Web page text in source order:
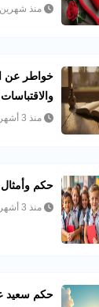
منذ شهرين
خواطر عن
والاقتباسات
منذ 3 أشهر
حكم
منذ 3 أشهر
حكم سعيد